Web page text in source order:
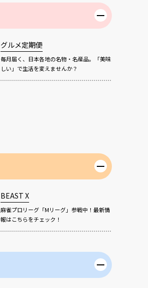
グルメ定期便
毎月届く、日本各地の名物・名産品。「美味
しい」で生活を変えませんか？
BEAST X
麻雀プロリーグ「Mリーグ」参戦中！最新情
報はこちらをチェック！